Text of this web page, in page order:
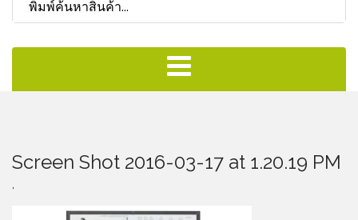
Screen Shot 2016-03-17 at 1.20.19 PM